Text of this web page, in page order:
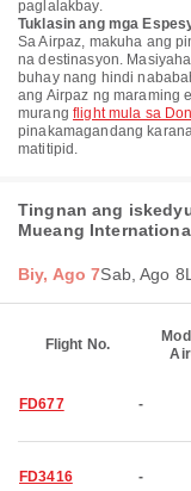
paglalakbay.
Tuklasin ang mga
Sa Airpaz, makuha ang
na destinasyon.
buhay nang hindi
ang Airpaz ng maraming
murang flight mula sa
pinakamagandang
matitipid.
Tingnan ang
Mueang
Biy, Ago 7Sab, Ago 8
Flight No.
FD677 -
FD3416 -